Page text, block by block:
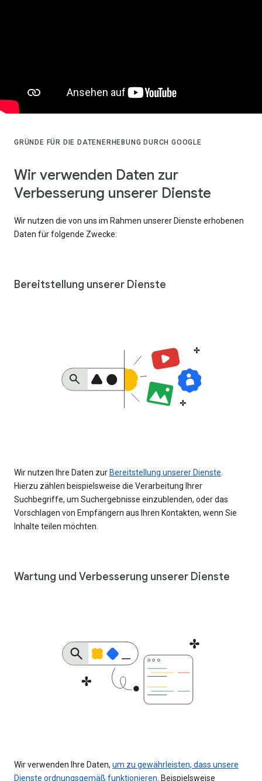
GRÜNDE FÜR DIE DATENERHEBUNG DURCH GOOGLE
Wir verwenden Daten zur
Verbesserung unserer Dienste
Wir nutzen die von uns im Rahmen unserer Dienste erhobenen
Daten für folgende Zwecke:
Bereitstellung unserer Dienste
Wir nutzen Ihre Daten zur Bereitstellung unserer Dienste
Hierzu zählen beispielsweise die Verarbeitung Ihrer
Suchbegriffe, um Suchergebnisse einzublenden, oder das
Vorschlagen von Empfängern aus Ihren Kontakten, wenn Sie
Inhalte teilen möchten.
Wartung und Verbesserung unserer Dienste
Wir verwenden Ihre Daten, um zu gewährleisten, dass unsere
Dienste ordnungsgemäß funktionieren . Beispielsweise